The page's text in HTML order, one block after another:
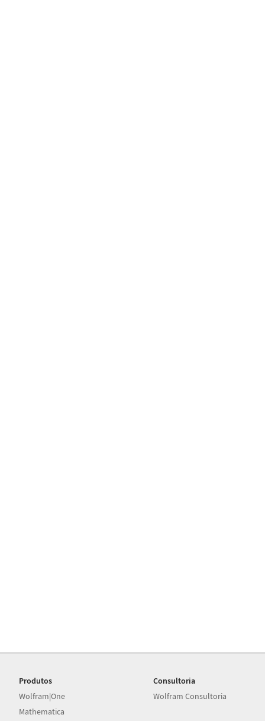
Produtos
Wolfram|One
Mathematica
Consultoria
Wolfram Consultoria